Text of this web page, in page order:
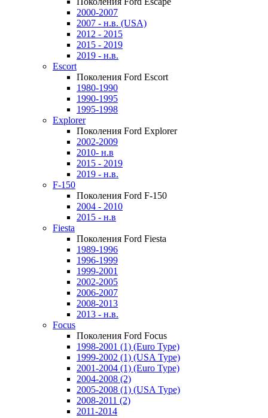
2000-2007
2007 - н.в. (USA)
2012 - 2015
2015 - 2019
2019 - н.в.
Escort
Поколения Ford Escort
1980-1990
1990-1995
1995-1998
Explorer
Поколения Ford Explorer
2002-2009
2010- н.в
2015 - 2019
2019 - н.в.
F-150
Поколения Ford F-150
2004 - 2010
2015 - н.в
Fiesta
Поколения Ford Fiesta
1989-1996
1996-1999
1999-2001
2002-2005
2006-2007
2008-2013
2013 - н.в.
Focus
Поколения Ford Focus
1998-2001 (1) (Euro Type)
1999-2002 (1) (USA Type)
2001-2004 (1) (Euro Type)
2004-2008 (2)
2005-2008 (1) (USA Type)
2008-2011 (2)
2011-2014